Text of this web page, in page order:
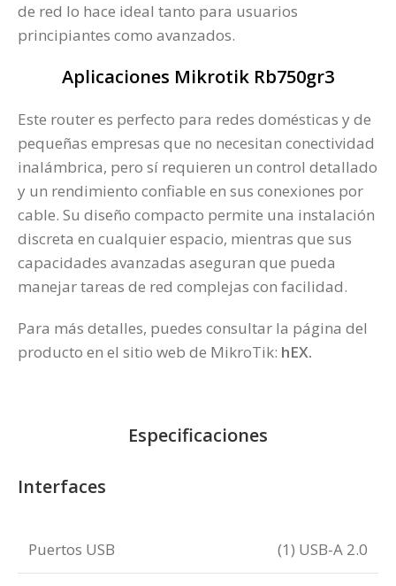
de red lo hace ideal tanto para usuarios
principiantes como avanzados.
Aplicaciones Mikrotik Rb750gr3
Este router es perfecto para redes domésticas y de
pequeñas empresas que no necesitan conectividad
inalámbrica, pero sí requieren un control detallado
y un rendimiento confiable en sus conexiones por
cable. Su diseño compacto permite una instalación
discreta en cualquier espacio, mientras que sus
capacidades avanzadas aseguran que pueda
manejar tareas de red complejas con facilidad.
Para más detalles, puedes consultar la página del
producto en el sitio web de MikroTik: hEX.
Especificaciones
Interfaces
Puertos USB (1) USB-A 2.0